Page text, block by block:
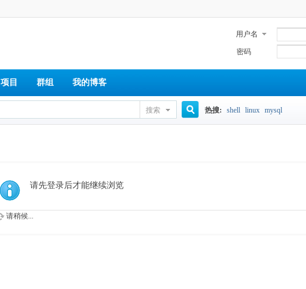
用户名
密码
项目 群组 我的博客
搜索
搜
热搜: shell linux mysql
请先登录后才能继续浏览
请稍候...